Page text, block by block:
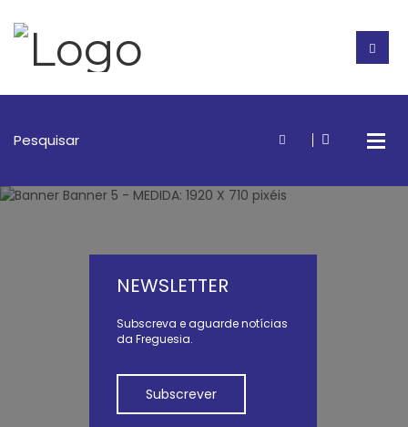
NEWSLETTER
Subscreva e aguarde notícias
da Freguesia.
Subscrever